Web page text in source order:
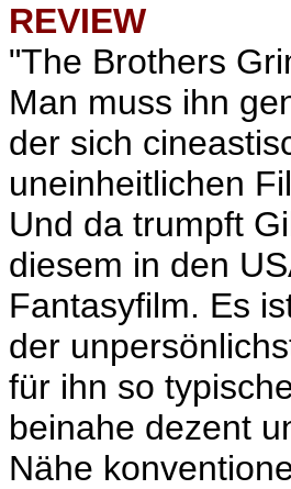
REVIEW
"The Brothers
Man muss ihn
der sich
uneinheitlichen
Und da trumpft
diesem in den
Fantasyfilm. Es
der
für ihn so
beinahe dezent
Nähe